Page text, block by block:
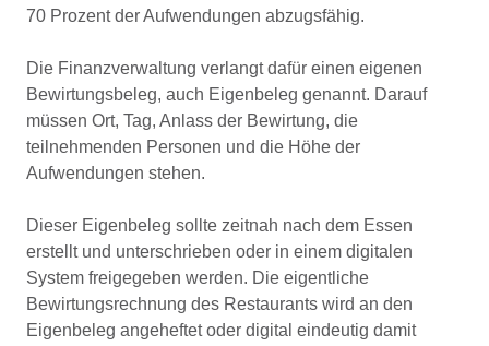
70 Prozent der Aufwendungen abzugsfähig.
Die Finanzverwaltung verlangt dafür einen eigenen
Bewirtungsbeleg, auch Eigenbeleg genannt. Darauf
müssen Ort, Tag, Anlass der Bewirtung, die
teilnehmenden Personen und die Höhe der
Aufwendungen stehen.
Dieser Eigenbeleg sollte zeitnah nach dem Essen
erstellt und unterschrieben oder in einem digitalen
System freigegeben werden. Die eigentliche
Bewirtungsrechnung des Restaurants wird an den
Eigenbeleg angeheftet oder digital eindeutig damit